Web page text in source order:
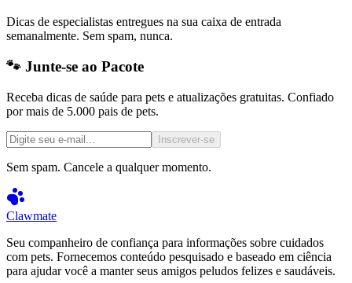
Dicas de especialistas entregues na sua caixa de entrada
semanalmente. Sem spam, nunca.
🐾 Junte-se ao Pacote
Receba dicas de saúde para pets e atualizações gratuitas. Confiado
por mais de 5.000 pais de pets.
Inscrever-se
Sem spam. Cancele a qualquer momento.
Clawmate
Seu companheiro de confiança para informações sobre cuidados
com pets. Fornecemos conteúdo pesquisado e baseado em ciência
para ajudar você a manter seus amigos peludos felizes e saudáveis.